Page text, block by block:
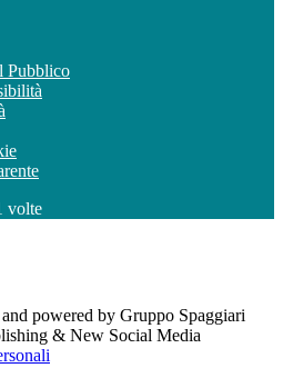
Pubblico
volte
powered by Gruppo Spaggiari
& New Social Media